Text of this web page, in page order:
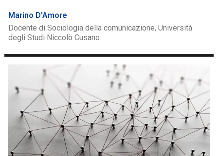
Marino D'Amore
Docente di Sociologia della comunicazione, Università
degli Studi Niccolò Cusano